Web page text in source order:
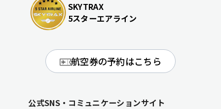
SKYTRAX
5スターエアライン
航空券の予約はこちら
公式SNS・コミュニケーションサイト